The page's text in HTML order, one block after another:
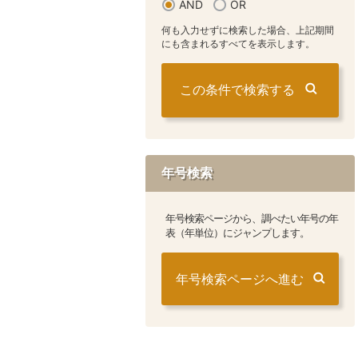
AND OR
何も入力せずに検索した場合、上記期間
にも含まれるすべてを表示します。
年号検索
年号検索ページから、調べたい年号の年
表（年単位）にジャンプします。
年号検索ページへ進む